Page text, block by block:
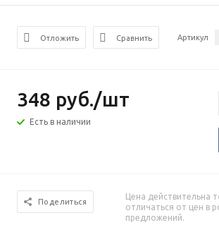
Отложить Сравнить Артикул
348 руб./шт
Есть в наличии
Поделиться
Цена действительна
отличаться от цен в
предложений.